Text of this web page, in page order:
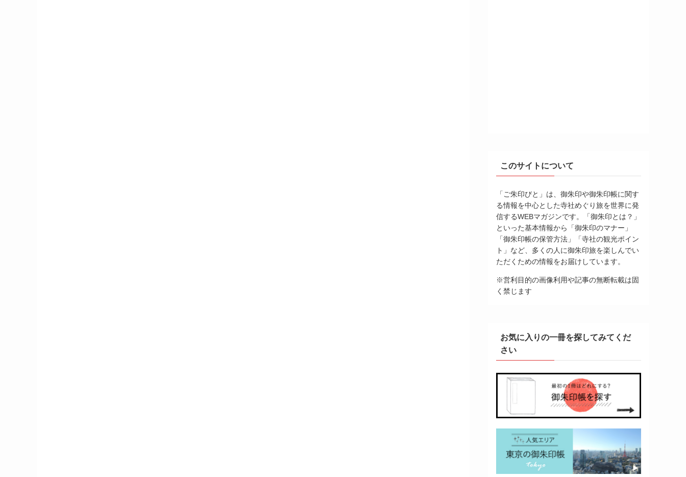
このサイトについて
「ご朱印びと」は、御朱印や御朱印帳に関す
る情報を中心とした寺社めぐり旅を世界に発
信するWEBマガジンです。「御朱印とは？」
といった基本情報から「御朱印のマナー」
「御朱印帳の保管方法」「寺社の観光ポイン
ト」など、多くの人に御朱印旅を楽しんでい
ただくための情報をお届けしています。
※営利目的の画像利用や記事の無断転載は固
く禁じます
お気に入りの一冊を探してみてくだ
さい